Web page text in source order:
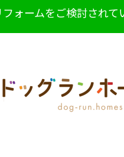
ォームをご検討されて